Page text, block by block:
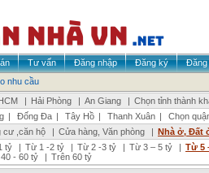
Tư vấn Đăng nhập Đăng ký
Đăng
nhu cầu
| Hải Phòng | An Giang | Chọn tỉnh thành
| Đống Đa | Tây Hồ | Thanh Xuân |
Chọn
cư ,căn hộ | Cửa hàng, Văn phòng | Nhà ở, Đất
tỷ | Từ 1 -2 tỷ | Từ 2 -3 tỷ | Từ 3 – 5 tỷ | Từ 5
- 60 tỷ | Trên 60 tỷ